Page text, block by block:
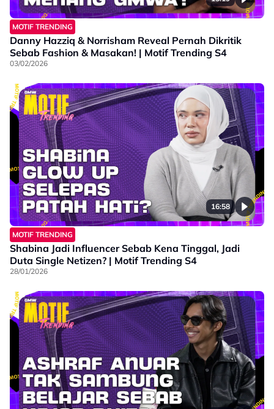
MOTIF TRENDING
Danny Hazziq & Norrisham Reveal Pernah Dikritik
Sebab Fashion & Masakan! | Motif Trending S4
03/02/2026
16:58
MOTIF TRENDING
Shabina Jadi Influencer Sebab Kena Tinggal, Jadi
Duta Single Netizen? | Motif Trending S4
28/01/2026